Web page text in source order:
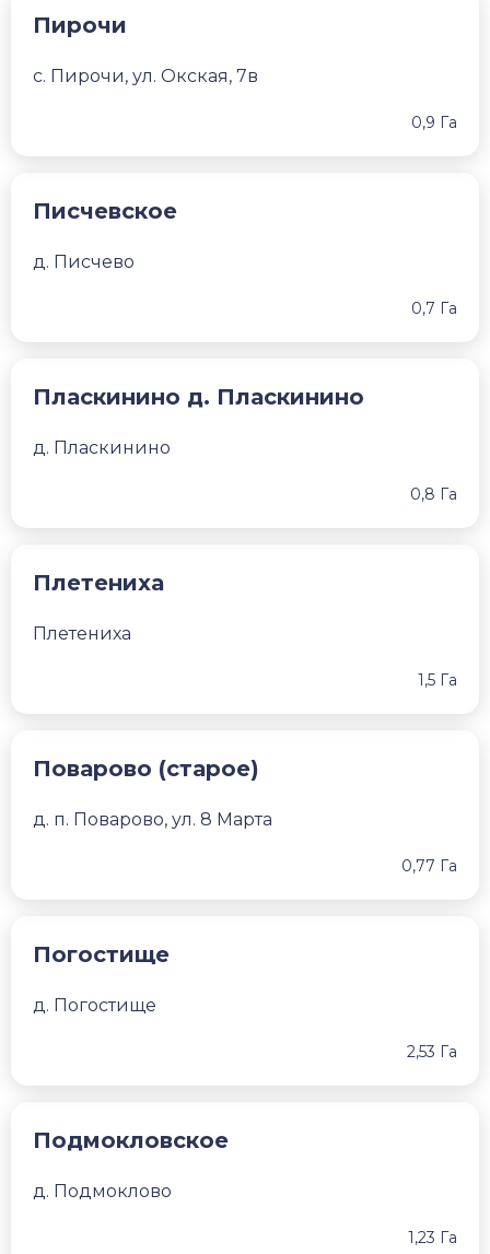
Пирочи
с. Пирочи, ул. Окская, 7в
0,9 Га
Писчевское
д. Писчево
0,7 Га
Пласкинино д. Пласкинино
д. Пласкинино
0,8 Га
Плетениха
Плетениха
1,5 Га
Поварово (старое)
д. п. Поварово, ул. 8 Марта
0,77 Га
Погостище
д. Погостище
2,53 Га
Подмокловское
д. Подмоклово
1,23 Га